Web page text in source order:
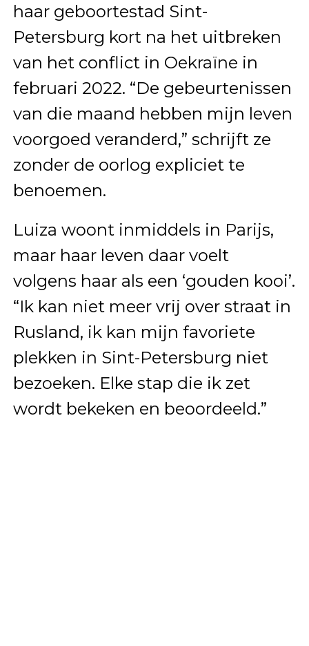
haar geboortestad Sint-
Petersburg kort na het uitbreken
van het conflict in Oekraïne in
februari 2022. “De gebeurtenissen
van die maand hebben mijn leven
voorgoed veranderd,” schrijft ze
zonder de oorlog expliciet te
benoemen.
Luiza woont inmiddels in Parijs,
maar haar leven daar voelt
volgens haar als een ‘gouden kooi’.
“Ik kan niet meer vrij over straat in
Rusland, ik kan mijn favoriete
plekken in Sint-Petersburg niet
bezoeken. Elke stap die ik zet
wordt bekeken en beoordeeld.”